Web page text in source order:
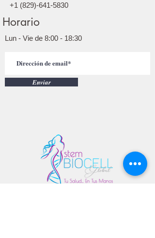
+1 (829)-641-5830
Horario
Lun - Vie de 8:00 - 18:30
Enviar